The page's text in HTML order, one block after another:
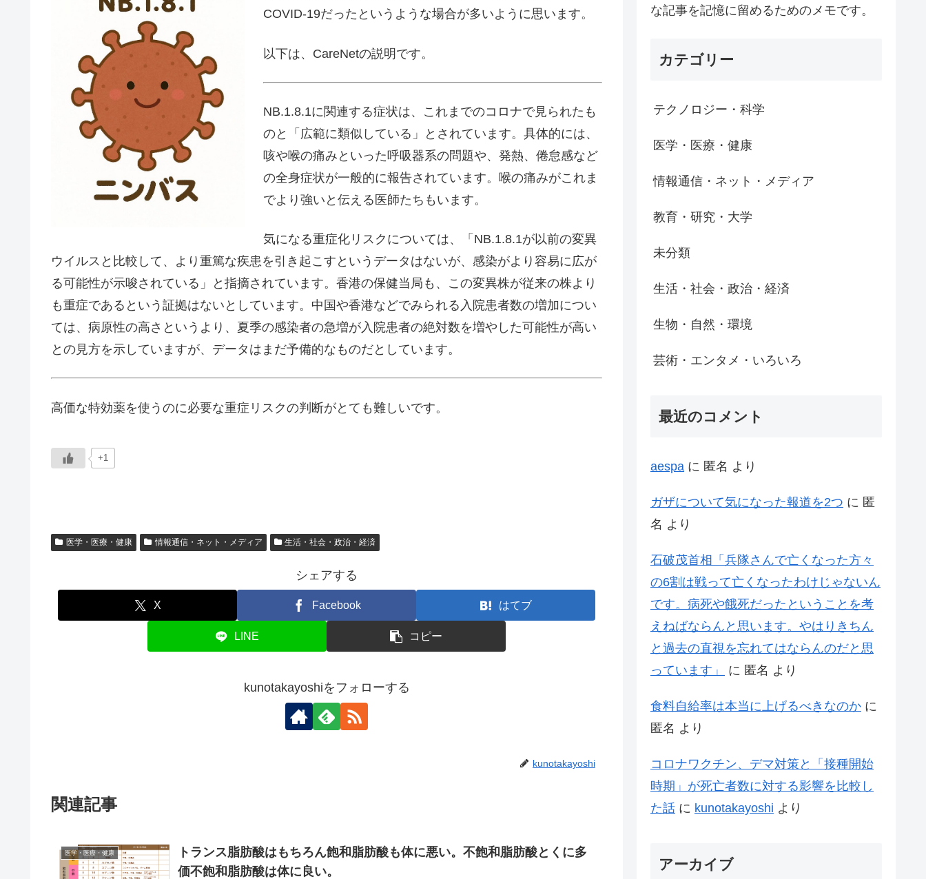
COVID-19だったというような場合が多いように思います。
以下は、CareNetの説明です。
NB.1.8.1に関連する症状は、これまでのコロナで見られたも
のと「広範に類似している」とされています。具体的には、
咳や喉の痛みといった呼吸器系の問題や、発熱、倦怠感など
の全身症状が一般的に報告されています。喉の痛みがこれま
でより強いと伝える医師たちもいます。
気になる重症化リスクについては、「NB.1.8.1が以前の変異
ウイルスと比較して、より重篤な疾患を引き起こすというデータはないが、感染がより容易に広が
る可能性が示唆されている」と指摘されています。香港の保健当局も、この変異株が従来の株より
も重症であるという証拠はないとしています。中国や香港などでみられる入院患者数の増加につい
ては、病原性の高さというより、夏季の感染者の急増が入院患者の絶対数を増やした可能性が高い
との見方を示していますが、データはまだ予備的なものだとしています。
高価な特効薬を使うのに必要な重症リスクの判断がとても難しいです。
+1
医学・医療・健康 情報通信・ネット・メディア 生活・社会・政治・経済
シェアする
X Facebook はてブ
LINE コピー
kunotakayoshiをフォローする
kunotakayoshi
関連記事
医学・医療・健康
トランス脂肪酸はもちろん飽和脂肪酸も体に悪い。不飽和脂肪酸とくに多
価不飽和脂肪酸は体に良い。
な記事を記憶に留めるためのメモです。
カテゴリー
テクノロジー・科学
医学・医療・健康
情報通信・ネット・メディア
教育・研究・大学
未分類
生活・社会・政治・経済
生物・自然・環境
芸術・エンタメ・いろいろ
最近のコメント
aespa に 匿名 より
ガザについて気になった報道を2つ に 匿
名 より
石破茂首相「兵隊さんで亡くなった方々
の6割は戦って亡くなったわけじゃないん
です。病死や餓死だったということを考
えねばならんと思います。やはりきちん
と過去の直視を忘れてはならんのだと思
っています」
に 匿名 より
食料自給率は本当に上げるべきなのか に
匿名 より
コロナワクチン、デマ対策と「接種開始
時期」が死亡者数に対する影響を比較し
た話 に kunotakayoshi より
アーカイブ